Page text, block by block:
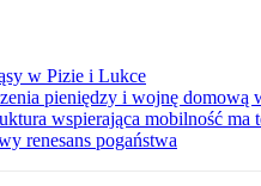
w Pizie i Lukce
pieniędzy i wojnę domową
wspierająca mobilność ma
renesans pogaństwa